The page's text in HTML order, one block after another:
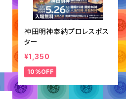
神田明神奉納プロレスポス
ター
¥1,350
10%OFF